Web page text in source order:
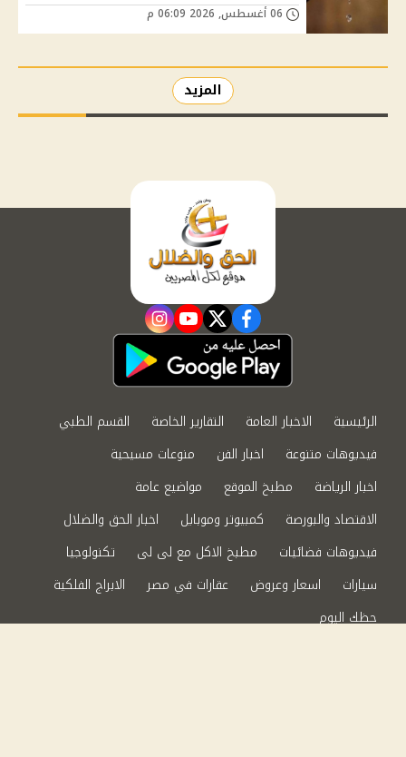
المزيد
facebook
twitter
youtube
instagram
الرئيسية الاخبار العامة التقارير الخاصة
القسم الطبي
فيديوهات متنوعة
اخبار الفن
منوعات مسيحية
اخبار الرياضة
مطبخ الموقع
مواضيع عامة
الاقتصاد والبورصة
كمبيوتر وموبايل
اخبار الحق والضلال
فيديوهات فضائيات
مطبخ الاكل مع لى لى
تكنولوجيا
سيارات
اسعار وعروض عقارات في مصر
الابراج الفلكية
حظك اليوم